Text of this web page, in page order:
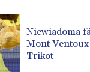
Niewiadoma
Mont
Trikot